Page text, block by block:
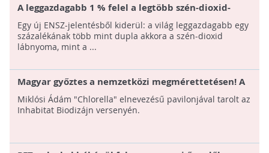
A leggazdagabb 1 % felel a legtöbb szén-dioxid-
kibocsátásért
Egy új ENSZ-jelentésből kiderül: a világ leggazdagabb egy
százalékának több mint dupla akkora a szén-dioxid
lábnyoma, mint a ...
Magyar győztes a nemzetközi megmérettetésen! A
lélegző algapavilon a természet és a modern
technológia találkozásából született
Miklósi Ádám "Chlorella" elnevezésű pavilonjával tarolt az
Inhabitat Biodizájn versenyén.